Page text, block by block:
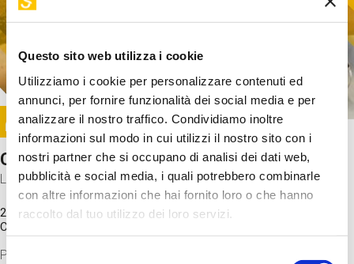
Questo sito web utilizza i cookie
Utilizziamo i cookie per personalizzare contenuti ed
annunci, per fornire funzionalità dei social media e per
analizzare il nostro traffico. Condividiamo inoltre
informazioni sul modo in cui utilizzi il nostro sito con i
nostri partner che si occupano di analisi dei dati web,
pubblicità e social media, i quali potrebbero combinarle
con altre informazioni che hai fornito loro o che hanno
raccolto dal tuo utilizzo dei loro servizi.
Selezione
Image
SUNDAY@STEP
Come funziona il cervello?
Laboratorio
20 Set 2026 / 11:15 - 13:00
Costo
Proveremo a costruire un cervello in cartoncino cercando di